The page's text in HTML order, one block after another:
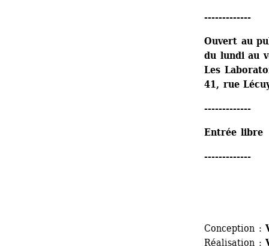
-------------
Ouvert au
du lundi au
Les
41, rue
-------------
Entrée libre
-------------
Conception :
Réalisation :